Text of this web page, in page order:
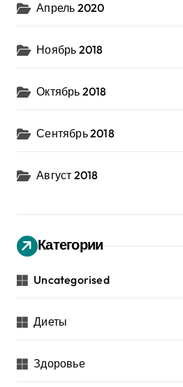
Апрель 2020
Ноябрь 2018
Октябрь 2018
Сентябрь 2018
Август 2018
Категории
Uncategorised
Диеты
Здоровье